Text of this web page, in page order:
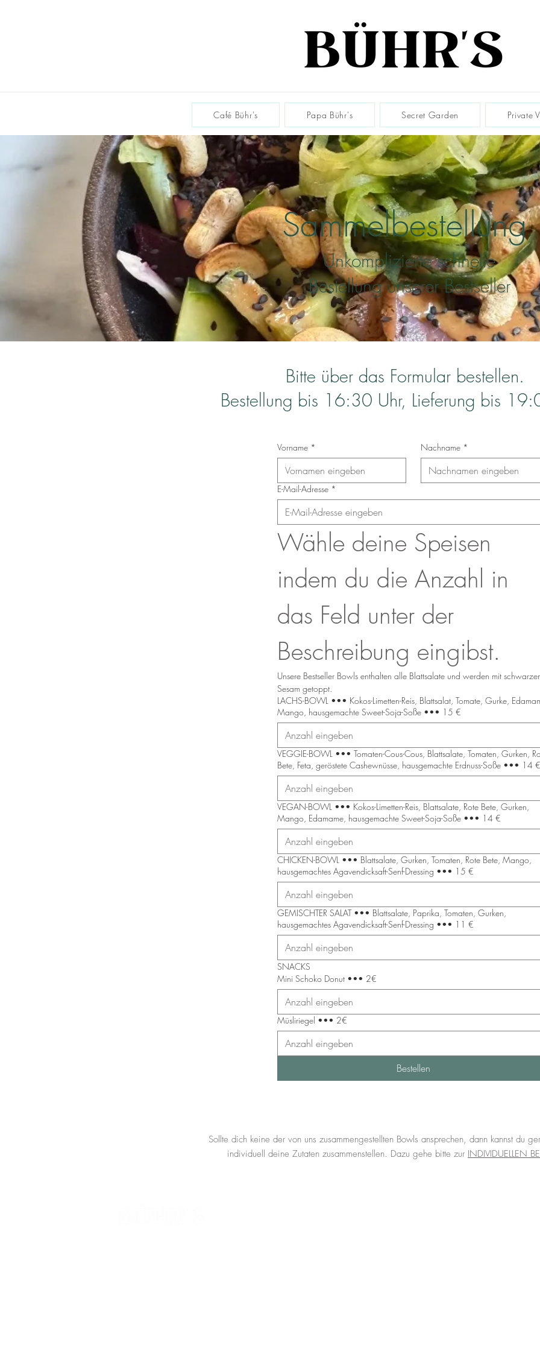
Café Bühr's Papa Bühr's Secret Garden Private
Sammelbestellung
Unkomplizierte schnelle
Bestellung unserer Bestseller
Bitte über das Formular bestellen.
Bestellung bis 16:30 Uhr, Lieferung bis
Vorname * Nachname *
E-Mail-Adresse *
Wähle deine Speisen
indem du die Anzahl in
das Feld unter der
Beschreibung eingibst.
Unsere Bestseller Bowls enthalten alle Blattsalate und werden mit
Sesam getoppt.
LACHS-BOWL ••• Kokos-Limetten-Reis, Blattsalat, Tomate, Gurke,
Mango, hausgemachte Sweet-Soja-Soße ••• 15 €
VEGGIE-BOWL ••• Tomaten-Cous-Cous, Blattsalate, Tomaten, Gurken, Rote
Bete, Feta, geröstete Cashewnüsse, hausgemachte Erdnuss-Soße ••• 14 €
VEGAN-BOWL ••• Kokos-Limetten-Reis, Blattsalate, Rote Bete, Gurken,
Mango, Edamame, hausgemachte Sweet-Soja-Soße ••• 14 €
CHICKEN-BOWL ••• Blattsalate, Gurken, Tomaten, Rote Bete, Mango,
hausgemachtes Agavendicksaft-Senf-Dressing ••• 15 €
GEMISCHTER SALAT ••• Blattsalate, Paprika, Tomaten, Gurken,
hausgemachtes Agavendicksaft-Senf-Dressing ••• 11 €
SNACKS
Mini Schoko Donut ••• 2€
Müsliriegel ••• 2€
Bestellen
Sollte dich keine der von uns zusammengestellten Bowls ansprechen, dann kannst du
individuell deine Zutaten zusammenstellen. Dazu gehe bitte zur INDIVIDUELLEN